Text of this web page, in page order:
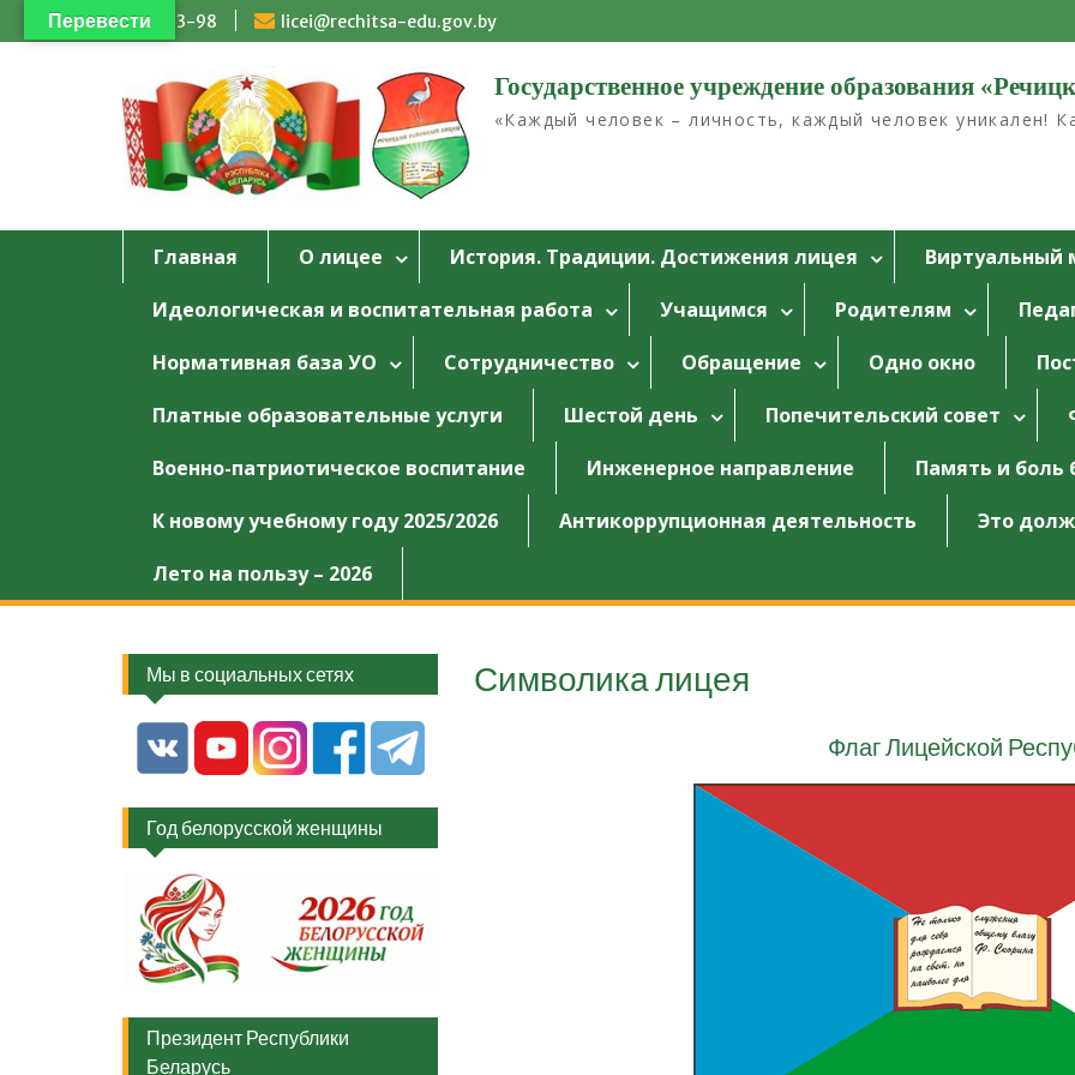
Перейти
к
4-93-98 licei@rechitsa-edu.gov.by
Государственное учреждение образования
«Каждый человек – личность, каждый человек уникален!
Главная О лицее История. Традиции. Достижения лицея
Bиртуальный
Идеологическая и воспитательная работа
Учащимся Родителям
Нормативная база УО
Сотрудничество Обращение Одно окно
Платные образовательные услуги
Шестой день Попечительский совет
Военно-патриотическое воспитание
Инженерное направление
Память и боль
К новому учебному году 2025/2026
Антикоррупционная деятельность
Это
Лето на пользу – 2026
Символика лицея
Флаг Лицейской
Мы в социальных сетях
Год белорусской женщины
Президент Республики
Беларусь
Перевести